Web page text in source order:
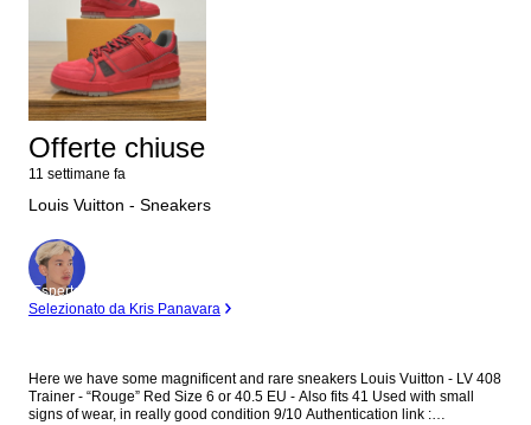
Offerte chiuse
11 settimane fa
Louis Vuitton - Sneakers
Esperto
Selezionato da Kris Panavara
Here we have some magnificent and rare sneakers Louis Vuitton - LV 408
Trainer - “Rouge” Red Size 6 or 40.5 EU - Also fits 41 Used with small
signs of wear, in really good condition 9/10 Authentication link :